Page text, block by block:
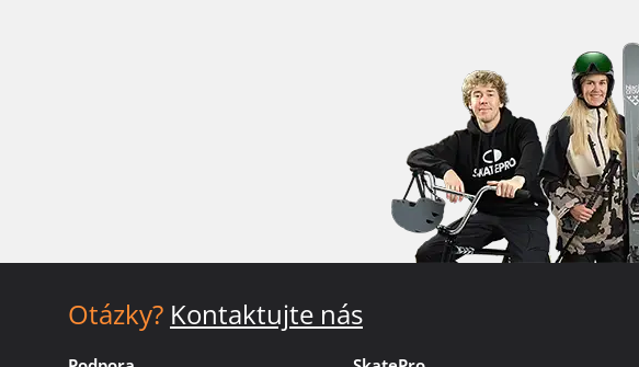
Otázky? Kontaktujte nás